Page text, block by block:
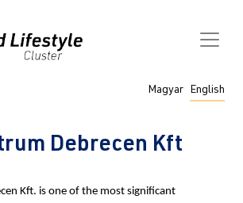
Magyar English
Debrecen Kft
Kft. is one of the most significant